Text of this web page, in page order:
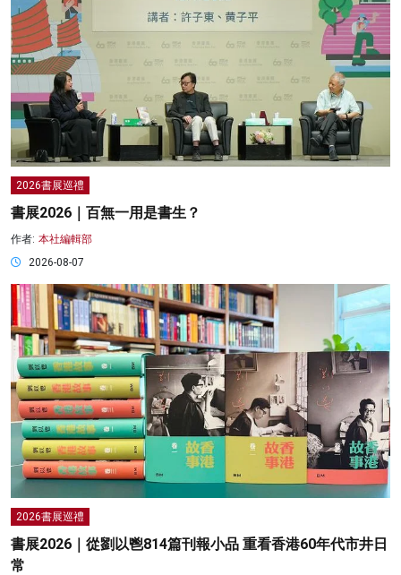
2026書展巡禮
書展2026｜百無一用是書生？
作者: 本社編輯部
2026-08-07
2026書展巡禮
書展2026｜從劉以鬯814篇刊報小品 重看香港60年代市井日
常